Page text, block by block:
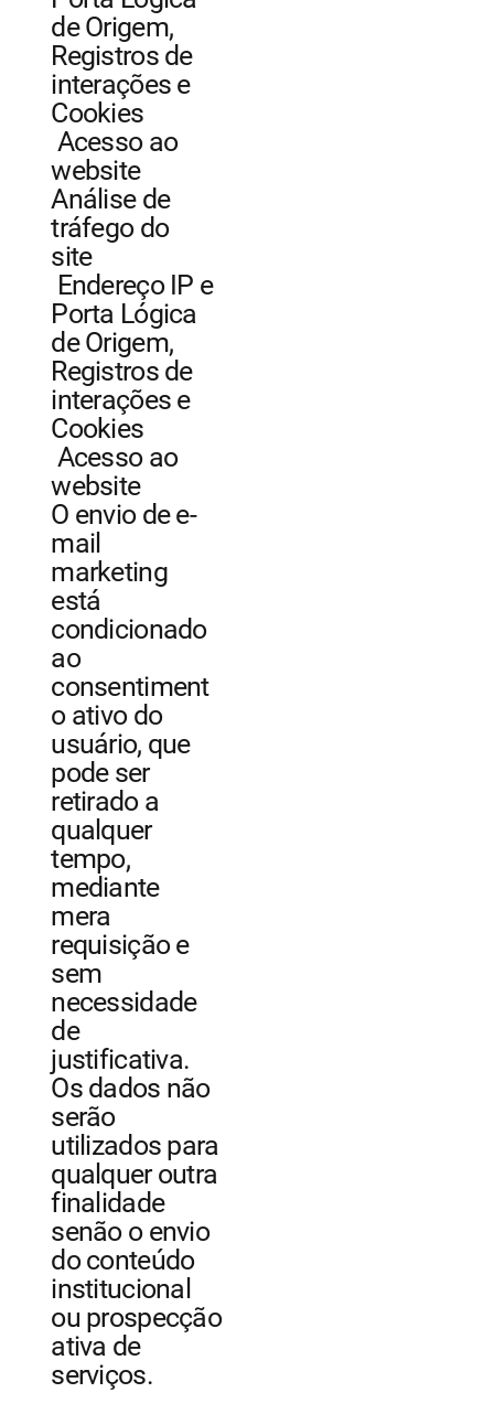
de Origem,
Registros de
interações e
Cookies
Acesso ao
website
Análise de
tráfego do
site
Endereço IP e
Porta Lógica
de Origem,
Registros de
interações e
Cookies
Acesso ao
website
O envio de e-
mail
marketing
está
condicionado
ao
consentiment
o ativo do
usuário, que
pode ser
retirado a
qualquer
tempo,
mediante
mera
requisição e
sem
necessidade
de
justificativa.
Os dados não
serão
utilizados para
qualquer outra
finalidade
senão o envio
do conteúdo
institucional
ou prospecção
ativa de
serviços.